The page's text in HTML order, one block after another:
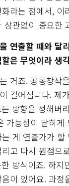
라는 점에서, 이
상관없이 중요한
연출할 때와 달
은 무엇이라 생
거죠. 공동창작
길어집니다. 제
방향을 정해버
가능성이 닫히게
게 연출가가 할
고 다시 원점으
방식이죠. 하지
이 있어요. 과정